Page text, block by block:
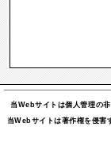
当Webサイトは個人管理の
当Webサイトは著作権を侵害